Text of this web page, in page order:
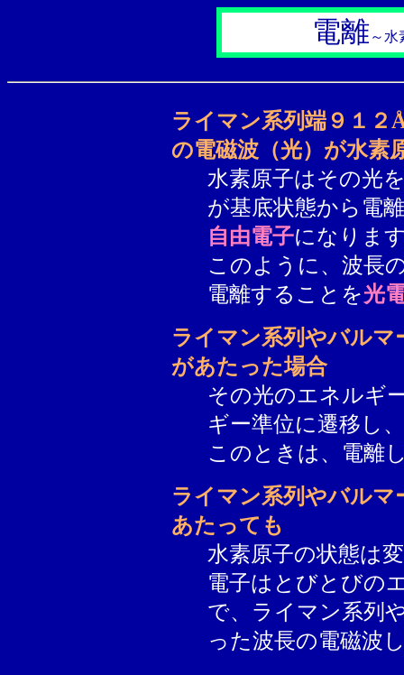
電離～水
ライマン系列端９１
の電磁波（光）が水素
水素原子はその光
が基底状態から電
自由電子になりま
このように、波長
電離することを光
ライマン系列やバルマ
があたった場合
その光のエネルギ
ギー準位に遷移し、
このときは、電離
ライマン系列やバルマ
あたっても
水素原子の状態は
電子はとびとびの
で、ライマン系列
った波長の電磁波